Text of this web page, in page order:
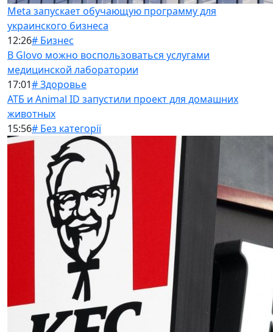
Meta запускает обучающую программу для
украинского бизнеса
12:26# Бизнес
В Glovo можно воспользоваться услугами
медицинской лаборатории
17:01# Здоровье
АТБ и Animal ID запустили проект для домашних
животных
15:56# Без категорії